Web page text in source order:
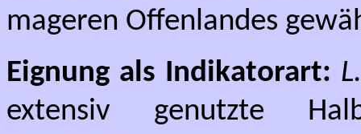
mageren Offenlandes
Eignung als Indikatorart:
extensiv genutzte